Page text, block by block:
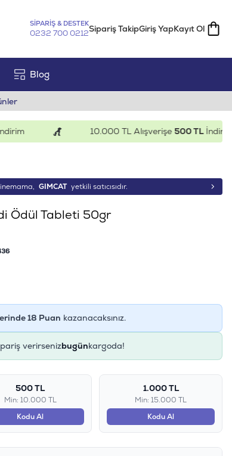
SİPARİŞ & DESTEK
0232 700 0212Sipariş TakipGiriş YapKayıt Ol
Blog
10.000 TL Alışverişe500 TLİndirim
GIMCAT yetkili satıcısıdır.
Ödül Tableti 50gr
18 Puan kazanacaksınız.
verirsenizbugünkargoda!
500 TL
Min: 10.000 TL
Kodu Al
1.000 TL
Min: 15.000 TL
Kodu Al